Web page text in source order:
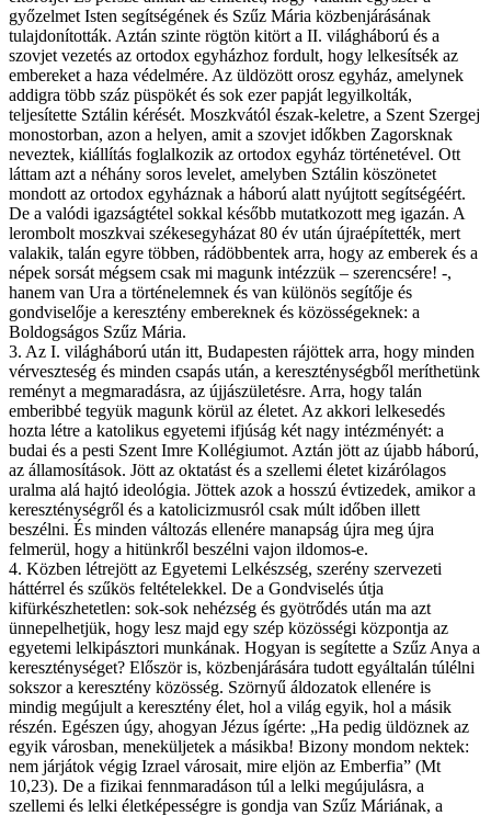
győzelmet Isten segítségének és Szűz Mária közbenjárásának
tulajdonították. Aztán szinte rögtön kitört a II. világháború és a
szovjet vezetés az ortodox egyházhoz fordult, hogy lelkesítsék az
embereket a haza védelmére. Az üldözött orosz egyház, amelynek
addigra több száz püspökét és sok ezer papját legyilkolták,
teljesítette Sztálin kérését. Moszkvától észak-keletre, a Szent Szergej
monostorban, azon a helyen, amit a szovjet időkben Zagorsknak
neveztek, kiállítás foglalkozik az ortodox egyház történetével. Ott
láttam azt a néhány soros levelet, amelyben Sztálin köszönetet
mondott az ortodox egyháznak a háború alatt nyújtott segítségéért.
De a valódi igazságtétel sokkal később mutatkozott meg igazán. A
lerombolt moszkvai székesegyházat 80 év után újraépítették, mert
valakik, talán egyre többen, rádöbbentek arra, hogy az emberek és a
népek sorsát mégsem csak mi magunk intézzük – szerencsére! -,
hanem van Ura a történelemnek és van különös segítője és
gondviselője a keresztény embereknek és közösségeknek: a
Boldogságos Szűz Mária.
3. Az I. világháború után itt, Budapesten rájöttek arra, hogy minden
vérveszteség és minden csapás után, a kereszténységből meríthetünk
reményt a megmaradásra, az újjászületésre. Arra, hogy talán
emberibbé tegyük magunk körül az életet. Az akkori lelkesedés
hozta létre a katolikus egyetemi ifjúság két nagy intézményét: a
budai és a pesti Szent Imre Kollégiumot. Aztán jött az újabb háború,
az államosítások. Jött az oktatást és a szellemi életet kizárólagos
uralma alá hajtó ideológia. Jöttek azok a hosszú évtizedek, amikor a
kereszténységről és a katolicizmusról csak múlt időben illett
beszélni. És minden változás ellenére manapság újra meg újra
felmerül, hogy a hitünkről beszélni vajon ildomos-e.
4. Közben létrejött az Egyetemi Lelkészség, szerény szervezeti
háttérrel és szűkös feltételekkel. De a Gondviselés útja
kifürkészhetetlen: sok-sok nehézség és gyötrődés után ma azt
ünnepelhetjük, hogy lesz majd egy szép közösségi központja az
egyetemi lelkipásztori munkának. Hogyan is segítette a Szűz Anya a
kereszténységet? Először is, közbenjárására tudott egyáltalán túlélni
sokszor a keresztény közösség. Szörnyű áldozatok ellenére is
mindig megújult a keresztény élet, hol a világ egyik, hol a másik
részén. Egészen úgy, ahogyan Jézus ígérte: „Ha pedig üldöznek az
egyik városban, meneküljetek a másikba! Bizony mondom nektek:
nem járjátok végig Izrael városait, mire eljön az Emberfia” (Mt
10,23). De a fizikai fennmaradáson túl a lelki megújulásra, a
szellemi és lelki életképességre is gondja van Szűz Máriának, a